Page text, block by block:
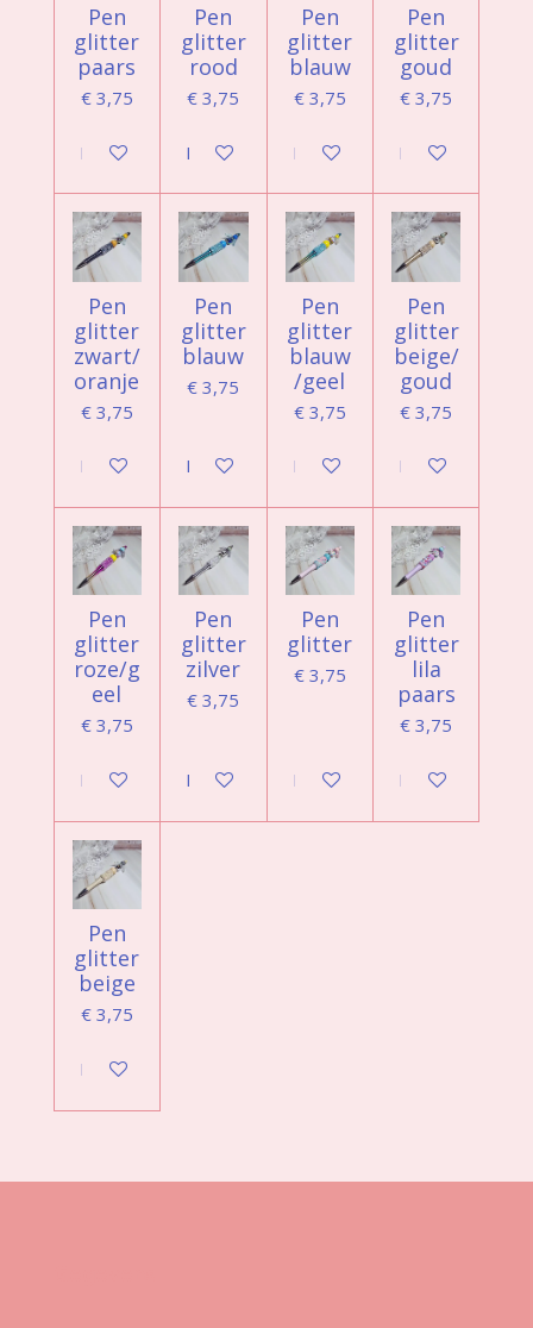
Pen
glitter
paars
€ 3,75
In winkelwagen
Pen
glitter
rood
€ 3,75
In winkelwagen
Pen
glitter
blauw
€ 3,75
In winkelwagen
Pen
glitter
goud
€ 3,75
In winkelwagen
Pen
glitter
zwart/
oranje
€ 3,75
In winkelwagen
Pen
glitter
blauw
€ 3,75
In winkelwagen
Pen
glitter
blauw
/geel
€ 3,75
In winkelwagen
Pen
glitter
beige/
goud
€ 3,75
In winkelwagen
Pen
glitter
roze/g
eel
€ 3,75
In winkelwagen
Pen
glitter
zilver
€ 3,75
In winkelwagen
Pen
glitter
€ 3,75
In winkelwagen
Pen
glitter
lila
paars
€ 3,75
In winkelwagen
Pen
glitter
beige
€ 3,75
In winkelwagen